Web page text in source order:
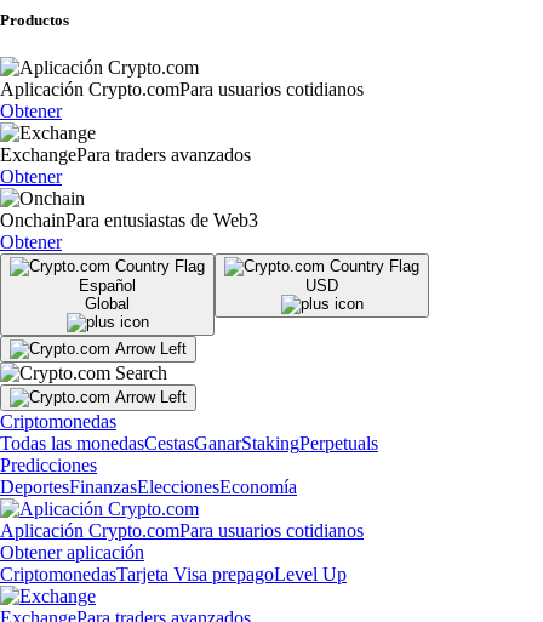
Productos
Aplicación Crypto.comPara usuarios cotidianos
Obtener
ExchangePara traders avanzados
Obtener
OnchainPara entusiastas de Web3
Obtener
Español
Global
USD
Criptomonedas
Todas las monedasCestasGanarStakingPerpetuals
Predicciones
DeportesFinanzasEleccionesEconomía
Aplicación Crypto.comPara usuarios cotidianos
Obtener aplicación
CriptomonedasTarjeta Visa prepagoLevel Up